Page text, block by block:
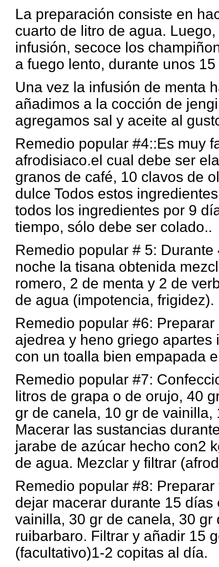
La preparación consiste en
cuarto de litro de agua.
infusión, secoce los
a fuego lento, durante unos
Una vez la infusión de menta
añadimos a la cocción de
agregamos sal y aceite al
Remedio popular #4::Es muy
afrodisiaco.el cual debe ser
granos de café, 10 clavos de
dulce Todos estos
todos los ingredientes por 9
tiempo, sólo debe ser colado..
Remedio popular # 5:
noche la tisana obtenida
romero, 2 de menta y 2 de
de agua (impotencia, frigidez).
Remedio popular #6:
ajedrea y heno griego
con un toalla bien empapada
Remedio popular #7:
litros de grapa o de orujo, 40
gr de canela, 10 gr de
Macerar las sustancias
jarabe de azúcar hecho con2
de agua. Mezclar y filtrar
Remedio popular #8:
dejar macerar durante 15
vainilla, 30 gr de canela, 30
ruibarbaro. Filtrar y añadir 15
(facultativo)1-2 copitas al día.